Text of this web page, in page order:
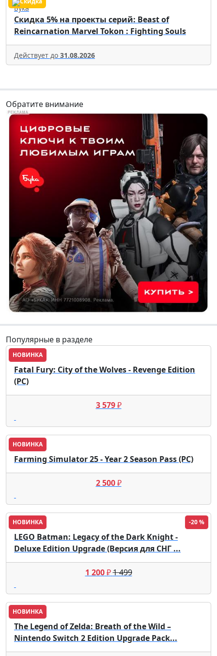
Бука
Скидка 5% на проекты серий: Beast of
Reincarnation Marvel Tokon : Fighting Souls
Действует до 31.08.2026
Обратите внимание
Популярные в разделе
НОВИНКА
Fatal Fury: City of the Wolves - Revenge Edition
(PC)
3 579₽
НОВИНКА
Farming Simulator 25 - Year 2 Season Pass (PC)
2 500₽
НОВИНКА -20 %
LEGO Batman: Legacy of the Dark Knight -
Deluxe Edition Upgrade (Версия для СНГ ...
1 200₽1 499
НОВИНКА
The Legend of Zelda: Breath of the Wild –
Nintendo Switch 2 Edition Upgrade Pack...